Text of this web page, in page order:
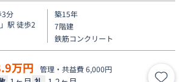
3分
」駅 徒歩2
築15年
7階建
鉄筋コンクリート
万円 管理・共益費 6,000円